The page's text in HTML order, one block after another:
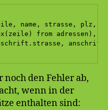
name, strasse, plz,
from adressen),
den Fehler ab,
wenn in der
enthalten sind: